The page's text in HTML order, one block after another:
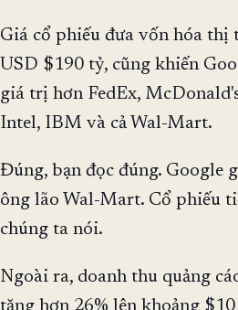
Giá cổ phiếu đưa vốn hóa thị
USD $190 tỷ, cũng khiến
giá trị hơn FedEx,
Intel, IBM và cả Wal-Mart.
Đúng, bạn đọc đúng. Google
ông lão Wal-Mart. Cổ phiếu
chúng ta nói.
Ngoài ra, doanh thu quảng
tăng hơn 26% lên khoảng